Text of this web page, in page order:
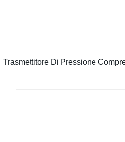
Trasmettitore Di Pressione